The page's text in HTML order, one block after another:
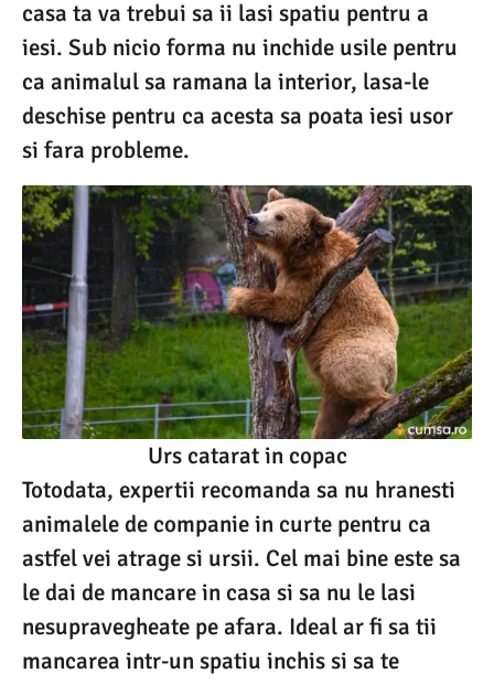
casa ta va trebui sa ii lasi spatiu pentru a
iesi. Sub nicio forma nu inchide usile pentru
ca animalul sa ramana la interior, lasa-le
deschise pentru ca acesta sa poata iesi usor
si fara probleme.
Urs catarat in copac
Totodata, expertii recomanda sa nu hranesti
animalele de companie in curte pentru ca
astfel vei atrage si ursii. Cel mai bine este sa
le dai de mancare in casa si sa nu le lasi
nesupravegheate pe afara. Ideal ar fi sa tii
mancarea intr-un spatiu inchis si sa te